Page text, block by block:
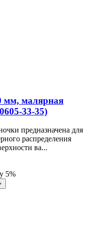
мм, малярная
33-35)
предназначена для
распределения
ва...
5%